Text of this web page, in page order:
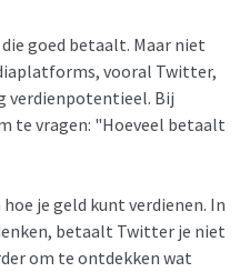
goed betaalt. Maar niet
vooral Twitter,
verdienpotentieel. Bij
te vragen: "Hoeveel betaalt
je geld kunt verdienen. In
betaalt Twitter je niet
om te ontdekken wat